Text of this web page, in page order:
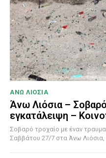
ΑΝΩ ΛΙΟΣΙΑ
Άνω Λιόσια –
εγκατάλειψη –
Σοβαρό τροχαίο με έναν
Σαββάτου 27/7 στα Άνω